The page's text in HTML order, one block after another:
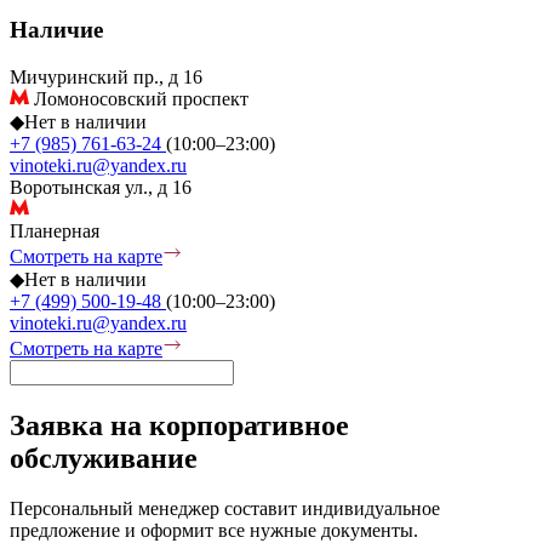
Наличие
Мичуринский пр., д 16
Ломоносовский проспект
◆Нет в наличии
+7 (985) 761-63-24 (10:00–23:00)
vinoteki.ru@yandex.ru
Воротынская ул., д 16
Планерная
Смотреть на карте
◆Нет в наличии
+7 (499) 500-19-48 (10:00–23:00)
vinoteki.ru@yandex.ru
Смотреть на карте
Заявка на корпоративное
обслуживание
Персональный менеджер составит индивидуальное
предложение и оформит все нужные документы.